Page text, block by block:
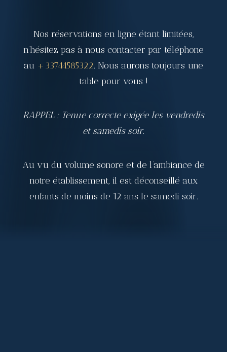
Nos réservations en ligne étant limitées,
n’hésitez pas à nous contacter par téléphone
au +33744585322. Nous aurons toujours une
table pour vous !
RAPPEL : Tenue correcte exigée les vendredis
et samedis soir.
Au vu du volume sonore et de l’ambiance de
notre établissement, il est déconseillé aux
enfants de moins de 12 ans le samedi soir.